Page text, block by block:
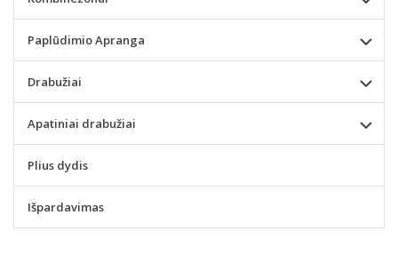
Paplūdimio Apranga
Drabužiai
Apatiniai drabužiai
Plius dydis
Išpardavimas